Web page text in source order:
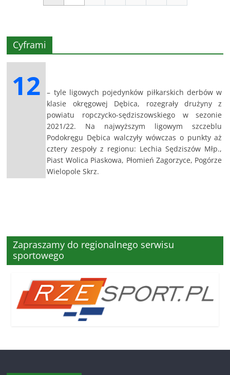
Cyframi
12
– tyle ligowych pojedynków piłkarskich derbów w
klasie okręgowej Dębica, rozegrały drużyny z
powiatu ropczycko-sędziszowskiego w sezonie
2021/22. Na najwyższym ligowym szczeblu
Podokręgu Dębica walczyły wówczas o punkty aż
cztery zespoły z regionu: Lechia Sędziszów Młp.,
Piast Wolica Piaskowa, Płomień Zagorzyce, Pogórze
Wielopole Skrz.
Zapraszamy do regionalnego serwisu
sportowego